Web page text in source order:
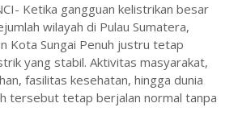
Ketika gangguan kelistrikan besar
wilayah di Pulau Sumatera,
Kota Sungai Penuh justru tetap
yang stabil. Aktivitas masyarakat,
fasilitas kesehatan, hingga dunia
tersebut tetap berjalan normal tanpa